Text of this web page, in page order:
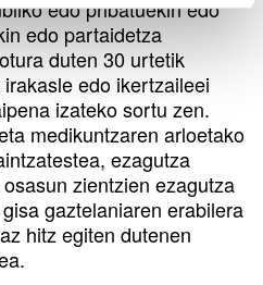
edo pribatuekin edo
edo partaidetza
duten 30 urtetik
edo ikertzaileei
izateko sortu zen.
medikuntzaren arloetako
ezagutza
zientzien ezagutza
gaztelaniaren erabilera
hitz egiten dutenen